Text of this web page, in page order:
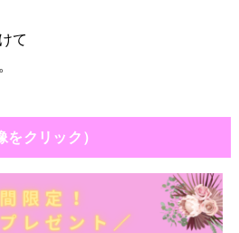
て
クリック）